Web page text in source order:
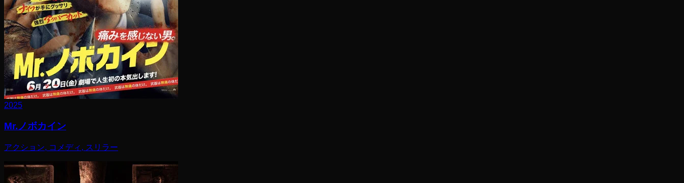
2025
Mr.ノボカイン
アクション, コメディ, スリラー